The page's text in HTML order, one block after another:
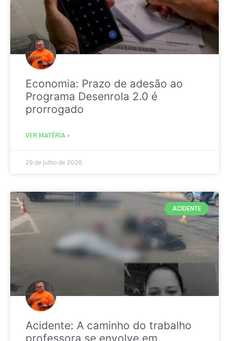
Economia: Prazo de adesão ao
Programa Desenrola 2.0 é
prorrogado
VER MATÉRIA »
29 de julho de 2026
ACIDENTE
Acidente: A caminho do trabalho
professora se envolve em